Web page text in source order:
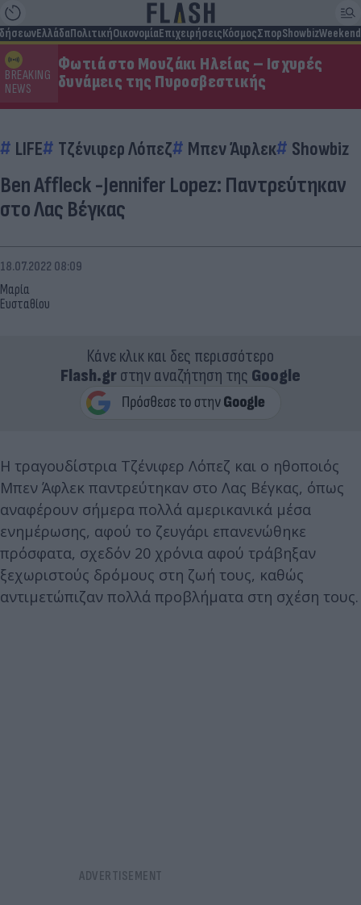
ΕλλάδαΠολιτικήΟικονομίαΕπιχειρήσειςΚόσμοςΣπορShowbizWeekend
BREAKING
NEWS
Φωτιά στο Μουζάκι Ηλείας – Ισχυρές
δυνάμεις της Πυροσβεστικής
LIFE Τζένιφερ Λόπεζ Μπεν Άφλεκ Showbiz
Ben Affleck -Jennifer Lopez: Παντρεύτηκαν
στο Λας Βέγκας
Μαρία
Ευσταθίου
18.07.2022 08:09
Κάνε κλικ και δες περισσότερο
Flash.grστην αναζήτηση της Google
Η τραγουδίστρια Τζένιφερ Λόπεζ και ο ηθοποιός
Μπεν Άφλεκ παντρεύτηκαν στο Λας Βέγκας, όπως
αναφέρουν σήμερα πολλά αμερικανικά μέσα
ενημέρωσης, αφού το ζευγάρι επανενώθηκε
πρόσφατα, σχεδόν 20 χρόνια αφού τράβηξαν
ξεχωριστούς δρόμους στη ζωή τους, καθώς
αντιμετώπιζαν πολλά προβλήματα στη σχέση τους.